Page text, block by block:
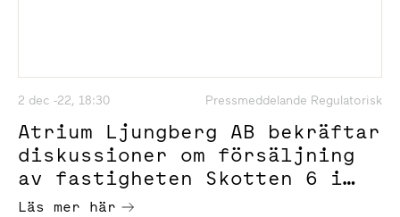
2 dec -22, 18:30 Pressmeddelande Regulatorisk
Atrium Ljungberg AB bekräftar
diskussioner om försäljning
av fastigheten Skotten 6 i
Stockholm city
Läs mer här